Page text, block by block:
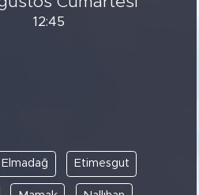
12:45
Elmadağ Etimesgut